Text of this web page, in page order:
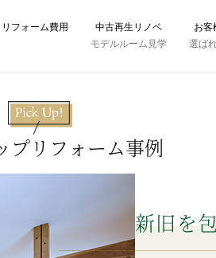
リフォーム費用
中古再生リノベ
モデルルーム見学
お客
選ば
プリフォーム事例
今を愉